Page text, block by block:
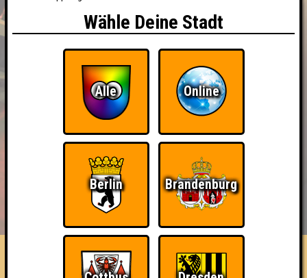
HIGHSCORE RESERVIERUNG
FAQ ÜBER UNS
Depresso Smartini
Wähle Deine Stadt
Alle Online
Berlin Brandenburg